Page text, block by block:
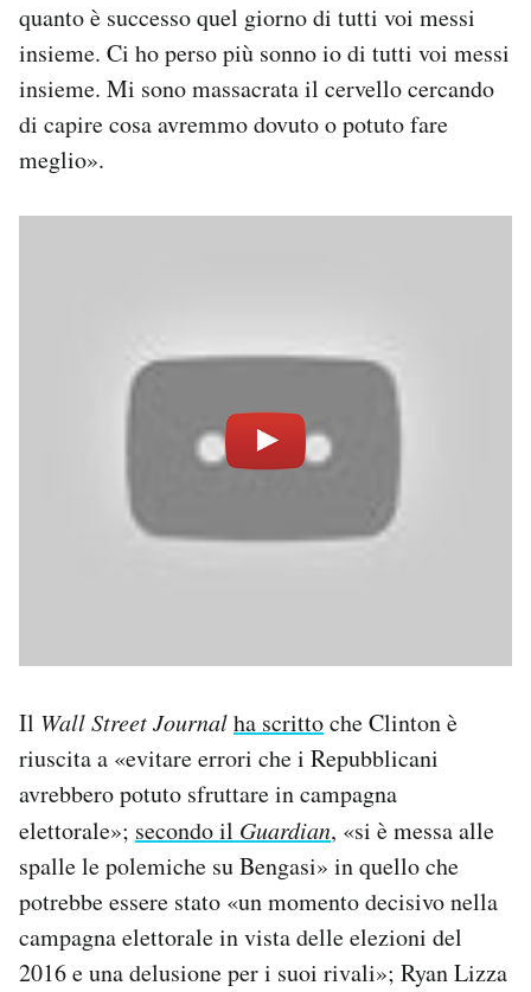
quanto è successo quel giorno di tutti voi messi
insieme. Ci ho perso più sonno io di tutti voi messi
insieme. Mi sono massacrata il cervello cercando
di capire cosa avremmo dovuto o potuto fare
meglio».
Il Wall Street Journalha scrittoche Clinton è
riuscita a «evitare errori che i Repubblicani
avrebbero potuto sfruttare in campagna
elettorale»; secondo il Guardian, «si è messa alle
spalle le polemiche su Bengasi» in quello che
potrebbe essere stato «un momento decisivo nella
campagna elettorale in vista delle elezioni del
2016 e una delusione per i suoi rivali»; Ryan Lizza